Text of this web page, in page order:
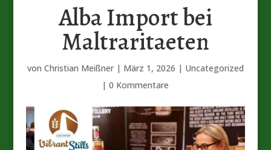
Alba Import bei
Maltraritaeten
von Christian Meißner| März 1, 2026 | Uncategorized
|0 Kommentare